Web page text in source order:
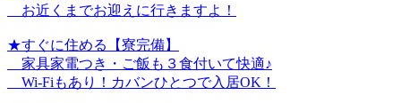
お近くまでお迎えに行きますよ！
★すぐに住める【寮完備】
家具家電つき・ご飯も３食付いて快適♪
Wi-Fiもあり！カバンひとつで入居OK！